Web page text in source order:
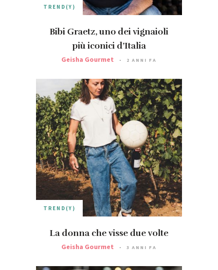
TREND(Y)
Bibi Graetz, uno dei vignaioli
più iconici d’Italia
Geisha Gourmet 2 ANNI FA
TREND(Y)
La donna che visse due volte
Geisha Gourmet 3 ANNI FA